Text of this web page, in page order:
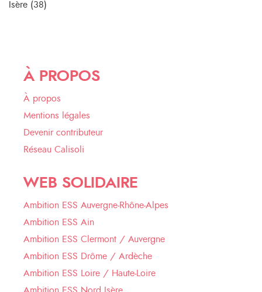
Isère (38)
À PROPOS
À propos
Mentions légales
Devenir contributeur
Réseau Calisoli
WEB SOLIDAIRE
Ambition ESS Auvergne-Rhône-Alpes
Ambition ESS Ain
Ambition ESS Clermont / Auvergne
Ambition ESS Drôme / Ardèche
Ambition ESS Loire / Haute-Loire